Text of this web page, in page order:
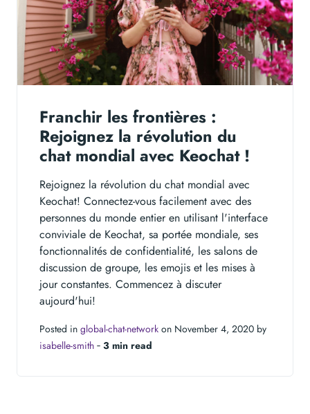
Franchir les frontières :
Rejoignez la révolution du
chat mondial avec Keochat !
Rejoignez la révolution du chat mondial avec
Keochat! Connectez-vous facilement avec des
personnes du monde entier en utilisant l'interface
conviviale de Keochat, sa portée mondiale, ses
fonctionnalités de confidentialité, les salons de
discussion de groupe, les emojis et les mises à
jour constantes. Commencez à discuter
aujourd'hui!
Posted in global-chat-network on November 4, 2020 by
isabelle-smith ‐ 3 min read